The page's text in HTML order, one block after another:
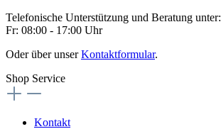
Telefonische Unterstützung und Beratung unter:
Fr: 08:00 - 17:00 Uhr
Oder über unserKontaktformular.
Shop Service
Kontakt